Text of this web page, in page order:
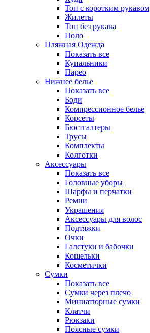
Топ с коротким рукавом
Жилеты
Топ без рукава
Поло
Пляжная Одежда
Показать все
Купальники
Парео
Нижнее белье
Показать все
Боди
Компрессионное белье
Корсеты
Бюстгалтеры
Трусы
Комплекты
Колготки
Аксессуары
Показать все
Головные уборы
Шарфы и перчатки
Ремни
Украшения
Аксессуары для волос
Подтяжки
Очки
Галстуки и бабочки
Кошельки
Косметички
Сумки
Показать все
Сумки через плечо
Миниатюрные cумки
Клатчи
Рюкзаки
Поясные сумки